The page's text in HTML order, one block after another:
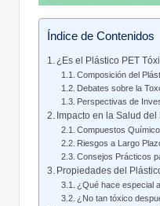
Índice de Contenidos
¿Es ‌el Plástico PET‍
Composición del
Debates⁣ sobre la
Perspectivas⁢ de⁤
Impacto‍ en ⁢la Salud ​del
Compuestos
Riesgos a ‌Largo⁢
Consejos Prácticos
Propiedades del
¿Qué hace especial
¿No‍ tan ⁤tóxico